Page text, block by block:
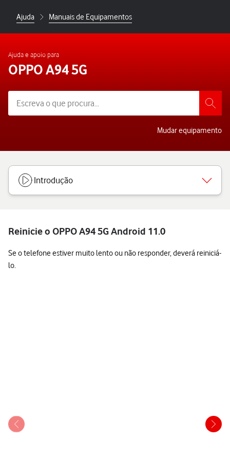
Ajuda Manuais de Equipamentos
Ajuda e apoio para
OPPO A94 5G
Mudar equipamento
Introdução
Reinicie o OPPO A94 5G Android 11.0
Se o telefone estiver muito lento ou não responder, deverá reiniciá-
lo.